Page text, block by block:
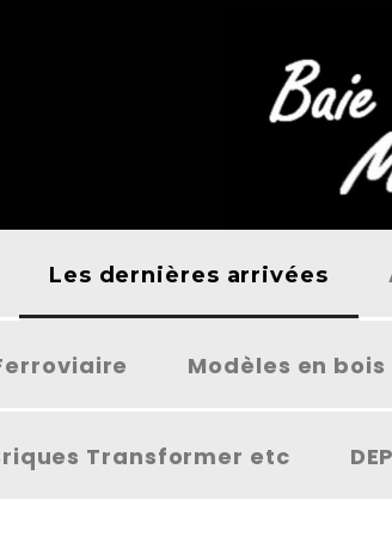
Les dernières arrivées
Modèles en bois
Transformer etc